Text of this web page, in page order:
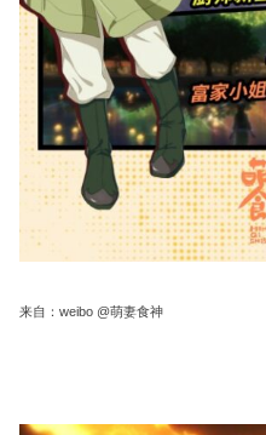
来自：weibo @萌妻食神